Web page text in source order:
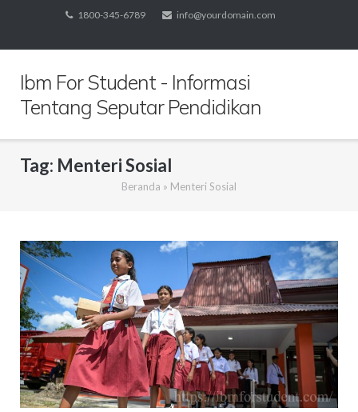
content
1800-345-6789 info@yourdomain.com
Ibm For Student - Informasi
Tentang Seputar Pendidikan
Tag: Menteri Sosial
Beranda » Menteri Sosial